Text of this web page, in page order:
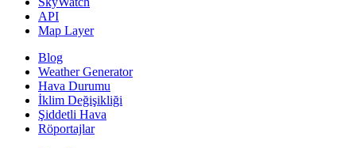
API
Map Layer
Blog
Weather Generator
Hava Durumu
İklim Değişikliği
Şiddetli Hava
Röportajlar